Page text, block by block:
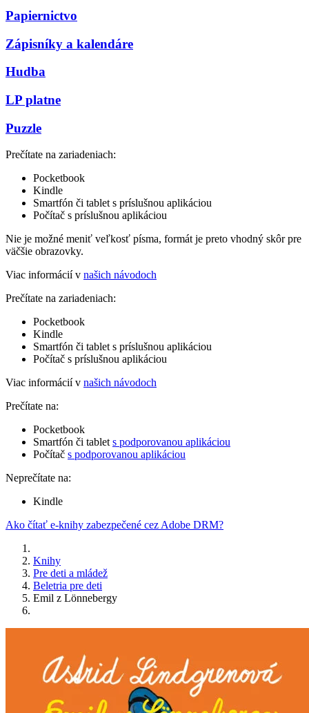
Papiernictvo
Zápisníky a kalendáre
Hudba
LP platne
Puzzle
Prečítate na zariadeniach:
Pocketbook
Kindle
Smartfón či tablet s príslušnou aplikáciou
Počítač s príslušnou aplikáciou
Nie je možné meniť veľkosť písma, formát je preto vhodný skôr pre
väčšie obrazovky.
Viac informácií v našich návodoch
Prečítate na zariadeniach:
Pocketbook
Kindle
Smartfón či tablet s príslušnou aplikáciou
Počítač s príslušnou aplikáciou
Viac informácií v našich návodoch
Prečítate na:
Pocketbook
Smartfón či tablet s podporovanou aplikáciou
Počítač s podporovanou aplikáciou
Neprečítate na:
Kindle
Ako čítať e-knihy zabezpečené cez Adobe DRM?
Knihy
Pre deti a mládež
Beletria pre deti
Emil z Lönnebergy